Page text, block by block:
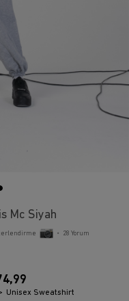
Mc Siyah
• 28 Yorum
Unisex Sweatshirt